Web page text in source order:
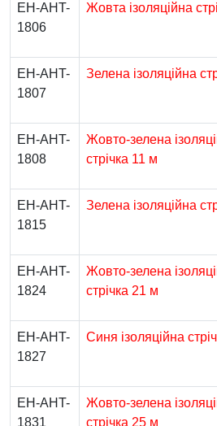
EH-AHT-
1806
Жовта ізоляційна
EH-AHT-
1807
Зелена ізоляційна
EH-AHT-
1808
Жовто-зелена
стрічка 11 м
EH-AHT-
1815
Зелена ізоляційна
EH-AHT-
1824
Жовто-зелена
стрічка 21 м
EH-AHT-
1827
Синя ізоляційна
EH-AHT-
1831
Жовто-зелена
стрічка 25 м